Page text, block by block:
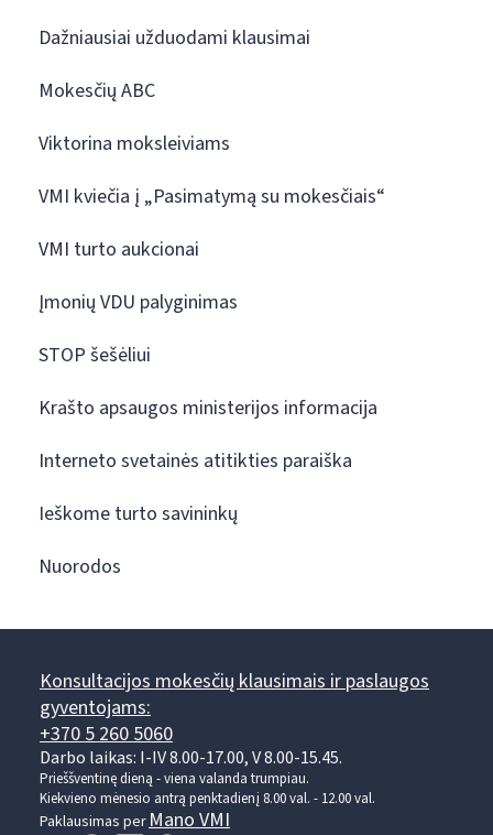
Dažniausiai užduodami klausimai
Mokesčių ABC
Viktorina moksleiviams
VMI kviečia į „Pasimatymą su mokesčiais“
VMI turto aukcionai
Įmonių VDU palyginimas
STOP šešėliui
Krašto apsaugos ministerijos informacija
Interneto svetainės atitikties paraiška
Ieškome turto savininkų
Nuorodos
Konsultacijos mokesčių klausimais ir paslaugos
gyventojams:
+370 5 260 5060
Darbo laikas: I-IV 8.00-17.00, V 8.00-15.45.
Prieššventinę dieną - viena valanda trumpiau.
Kiekvieno mėnesio antrą penktadienį 8.00 val. - 12.00 val.
Paklausimas per Mano VMI